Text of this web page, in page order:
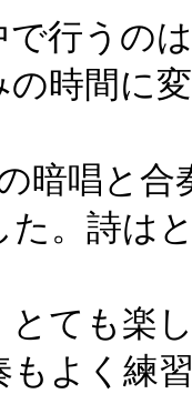
行うの
の時間に
暗唱と合
た。詩は
とても楽
もよく練